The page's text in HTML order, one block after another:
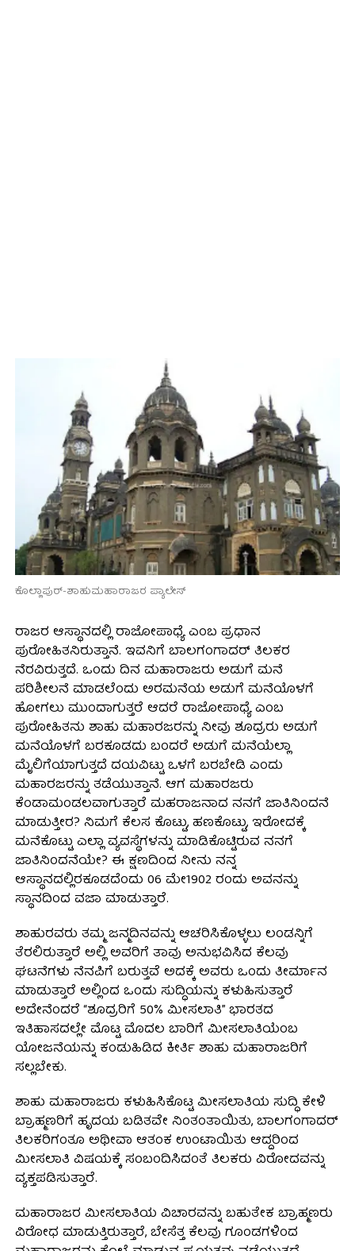
ಕೊಲ್ಲಾಪುರ್-ಶಾಹುಮಹಾರಾಜರ ಪ್ಯಾಲೇಸ್
ರಾಜರ ಆಸ್ಥಾನದಲ್ಲಿ ರಾಜೋಪಾಧ್ಯೆ ಎಂಬ ಪ್ರಧಾನ
ಪುರೋಹಿತನಿರುತ್ತಾನೆ. ಇವನಿಗೆ ಬಾಲಗಂಗಾದರ್ ತಿಲಕರ
ನೆರವಿರುತ್ತದೆ. ಒಂದು ದಿನ ಮಹಾರಾಜರು ಅಡುಗೆ ಮನೆ
ಪರಿಶೀಲನೆ ಮಾಡಲೆಂದು ಅರಮನೆಯ ಅಡುಗೆ ಮನೆಯೊಳಗೆ
ಹೋಗಲು ಮುಂದಾಗುತ್ತರೆ ಆದರೆ ರಾಜೋಪಾಧ್ಯೆ ಎಂಬ
ಪುರೋಹಿತನು ಶಾಹು ಮಹಾರಜರನ್ನು ನೀವು ಶೂದ್ರರು ಅಡುಗೆ
ಮನೆಯೊಳಗೆ ಬರಕೂಡದು ಬಂದರೆ ಅಡುಗೆ ಮನೆಯೆಲ್ಲಾ
ಮೈಲಿಗೆಯಾಗುತ್ತದೆ ದಯವಿಟ್ಟು ಒಳಗೆ ಬರಬೇಡಿ ಎಂದು
ಮಹಾರಜರನ್ನು ತಡೆಯುತ್ತಾನೆ. ಆಗ ಮಹಾರಜರು
ಕೆಂಡಾಮಂಡಲವಾಗುತ್ತಾರೆ ಮಹರಾಜನಾದ ನನಗೆ ಜಾತಿನಿಂದನೆ
ಮಾಡುತ್ತೀರ? ನಿಮಗೆ ಕೆಲಸ ಕೊಟ್ಟು, ಹಣಕೊಟ್ಟು, ಇರೋದಕ್ಕೆ
ಮನೆಕೊಟ್ಟು ಎಲ್ಲಾ ವ್ಯವಸ್ಥೆಗಳನ್ನು ಮಾಡಿಕೊಟ್ಟಿರುವ ನನಗೆ
ಜಾತಿನಿಂದನೆಯೇ? ಈ ಕ್ಷಣದಿಂದ ನೀನು ನನ್ನ
ಆಸ್ಥಾನದಲ್ಲಿರಕೂಡದೆಂದು 06 ಮೇ1902 ರಂದು ಅವನನ್ನು
ಸ್ಥಾನದಿಂದ ವಜಾ ಮಾಡುತ್ತಾರೆ.
ಶಾಹುರವರು ತಮ್ಮ ಜನ್ಮದಿನವನ್ನು ಆಚರಿಸಿಕೊಳ್ಳಲು ಲಂಡನ್ನಿಗೆ
ತೆರಲಿರುತ್ತಾರೆ ಅಲ್ಲಿ ಅವರಿಗೆ ತಾವು ಅನುಭವಿಸಿದ ಕೆಲವು
ಘಟನೆಗಳು ನೆನಪಿಗೆ ಬರುತ್ತವೆ ಅದಕ್ಕೆ ಅವರು ಒಂದು ತೀರ್ಮಾನ
ಮಾಡುತ್ತಾರೆ ಅಲ್ಲಿಂದ ಒಂದು ಸುದ್ಧಿಯನ್ನು ಕಳುಹಿಸುತ್ತಾರೆ
ಅದೇನೆಂದರೆ “ಶೂದ್ರರಿಗೆ 50% ಮೀಸಲಾತಿ” ಭಾರತದ
ಇತಿಹಾಸದಲ್ಲೇ ಮೊಟ್ಟ ಮೊದಲ ಬಾರಿಗೆ ಮೀಸಲಾತಿಯೆಂಬ
ಯೋಜನೆಯನ್ನು ಕಂಡುಹಿಡಿದ ಕೀರ್ತಿ ಶಾಹು ಮಹಾರಾಜರಿಗೆ
ಸಲ್ಲಬೇಕು.
ಶಾಹು ಮಹಾರಾಜರು ಕಳುಹಿಸಿಕೊಟ್ಟ ಮೀಸಲಾತಿಯ ಸುದ್ಧಿ ಕೇಳಿ
ಬ್ರಾಹ್ಮಣರಿಗೆ ಹೃದಯ ಬಡಿತವೇ ನಿಂತಂತಾಯಿತು, ಬಾಲಗಂಗಾದರ್
ತಿಲಕರಿಗಂತೂ ಅಥೀವಾ ಆತಂಕ ಉಂಟಾಯಿತು ಆದ್ದರಿಂದ
ಮೀಸಲಾತಿ ವಿಷಯಕ್ಕೆ ಸಂಬಂದಿಸಿದಂತೆ ತಿಲಕರು ವಿರೋದವನ್ನು
ವ್ಯಕ್ತಪಡಿಸುತ್ತಾರೆ.
ಮಹಾರಾಜರ ಮೀಸಲಾತಿಯ ವಿಚಾರವನ್ನು ಬಹುತೇಕ ಬ್ರಾಹ್ಮಣರು
ವಿರೋಧ ಮಾಡುತ್ತಿರುತ್ತಾರೆ, ಬೇಸೆತ್ತ ಕೆಲವು ಗೂಂಡಗಳಿಂದ